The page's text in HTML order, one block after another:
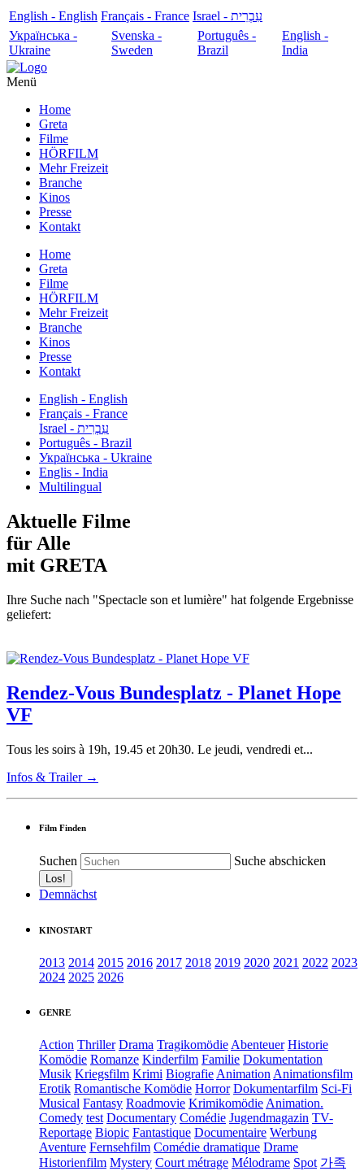
English - English Français - France
עִבְרִית - Israel
Українська -
Ukraine
Svenska -
Sweden
Português -
Brazil
English -
India
Menü
Home
Greta
Filme
HÖRFILM
Mehr Freizeit
Branche
Kinos
Presse
Kontakt
Home
Greta
Filme
HÖRFILM
Mehr Freizeit
Branche
Kinos
Presse
Kontakt
English - English
Français - France
עִבְרִית - Israel
Português - Brazil
Українська - Ukraine
Englis - India
Multilingual
Aktuelle Filme
für Alle
mit GRETA
Ihre Suche nach "Spectacle son et lumière" hat folgende Ergebnisse
geliefert:
Rendez-Vous Bundesplatz - Planet Hope
VF
Tous les soirs à 19h, 19.45 et 20h30. Le jeudi, vendredi et...
Infos & Trailer →
Film Finden
Suchen Suche abschicken
Demnächst
KINOSTART
2013 2014 2015 2016 2017 2018 2019 2020 2021 2022 2023
2024 2025 2026
GENRE
Action Thriller Drama TragikomödieAbenteuer Historie
Komödie Romanze Kinderfilm Familie Dokumentation
Musik Kriegsfilm Krimi BiografieAnimationAnimationsfilm
Erotik Romantische Komödie Horror Dokumentarfilm Sci-Fi
Musical Fantasy Roadmovie KrimikomödieAnimation.
Comedy test Documentary Comédie Jugendmagazin TV-
Reportage Biopic Fantastique Documentaire Werbung
Aventure Fernsehfilm Comédie dramatique Drame
Historienfilm Mystery Court métrage Mélodrame Spot 가족